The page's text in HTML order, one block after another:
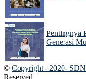
Pentingnya
Generasi
© Copyright - 2020-
Reserved.